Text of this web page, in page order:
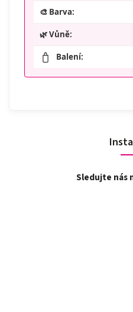
🎨 Barva:
🌿 Vůně:
Balení:
Sledujte nás